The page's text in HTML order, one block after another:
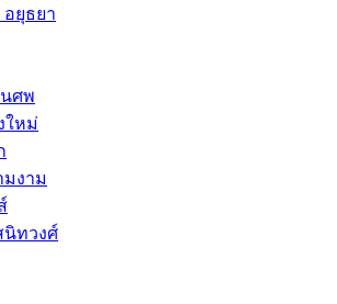
อยุธยา
ศพ
ใหม่
งาม
ทวงศ์